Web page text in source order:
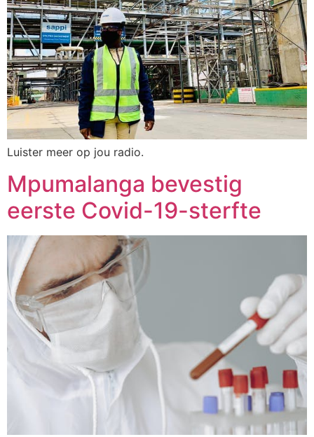
Luister meer op jou radio.
Mpumalanga bevestig
eerste Covid-19-sterfte